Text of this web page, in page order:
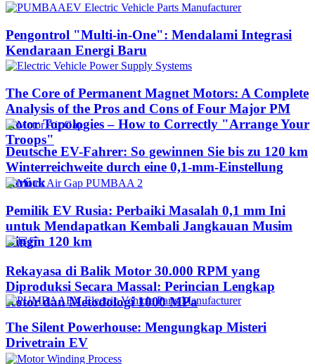
Pengontrol "Multi-in-One": Mendalami Integrasi
Kendaraan Energi Baru
The Core of Permanent Magnet Motors: A Complete
Analysis of the Pros and Cons of Four Major PM
Rotor Topologies – How to Correctly "Arrange Your
Troops"
Deutsche EV-Fahrer: So gewinnen Sie bis zu 120 km
Winterreichweite durch eine 0,1-mm-Einstellung
zurück
Pemilik EV Rusia: Perbaiki Masalah 0,1 mm Ini
untuk Mendapatkan Kembali Jangkauan Musim
Dingin 120 km
Rekayasa di Balik Motor 30.000 RPM yang
Diproduksi Secara Massal: Perincian Lengkap
Rotor dan Metodologi 1000 MPa
The Silent Powerhouse: Mengungkap Misteri
Drivetrain EV